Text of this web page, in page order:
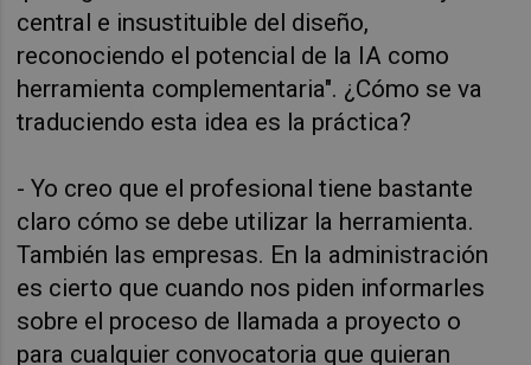
central e insustituible del diseño,
reconociendo el potencial de la IA como
herramienta complementaria". ¿Cómo se va
traduciendo esta idea es la práctica?
-Yo creo que el profesional tiene bastante
claro cómo se debe utilizar la herramienta.
También las empresas. En la administración
es cierto que cuando nos piden informarles
sobre el proceso de llamada a proyecto o
para cualquier convocatoria que quieran